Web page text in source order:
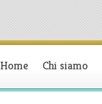
Home Chi siamo